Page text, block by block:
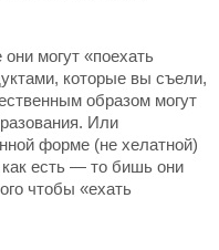
могут «поехать
которые вы съели,
образом могут
Или
форме (не хелатной)
как есть — то бишь они
чтобы «ехать